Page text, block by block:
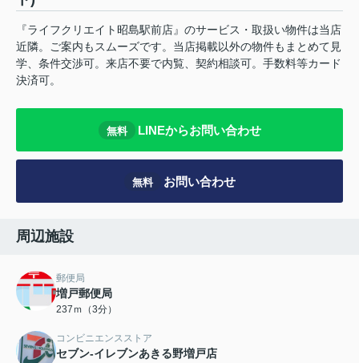
『ライフクリエイト昭島駅前店』のサービス・取扱い物件は当店
近隣。ご案内もスムーズです。当店掲載以外の物件もまとめて見
学、条件交渉可。来店不要で内覧、契約相談可。手数料等カード
決済可。
無料 LINEからお問い合わせ
無料 お問い合わせ
周辺施設
郵便局
増戸郵便局
237ｍ（3分）
コンビニエンスストア
セブン-イレブンあきる野増戸店